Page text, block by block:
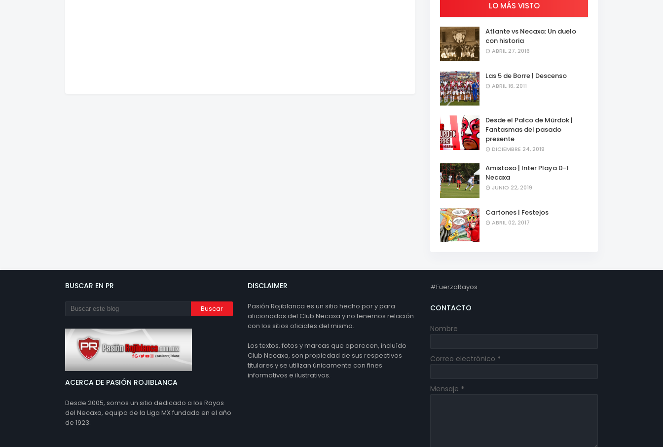
LO MÁS VISTO
Atlante vs Necaxa: Un duelo
con historia
ABRIL 27, 2016
Las 5 de Borre | Descenso
ABRIL 16, 2011
Desde el Palco de Mürdok |
Fantasmas del pasado
presente
DICIEMBRE 24, 2019
Amistoso | Inter Playa 0-1
Necaxa
JUNIO 22, 2019
Cartones | Festejos
ABRIL 02, 2017
BUSCAR EN PR
ACERCA DE PASIÓN ROJIBLANCA
Desde 2005, somos un sitio dedicado a los Rayos
del Necaxa, equipo de la Liga MX fundado en el año
de 1923.
DISCLAIMER
Pasión Rojiblanca es un sitio hecho por y para
aficionados del Club Necaxa y no tenemos relación
con los sitios oficiales del mismo.
Los textos, fotos y marcas que aparecen, incluído
Club Necaxa, son propiedad de sus respectivos
titulares y se utilizan únicamente con fines
informativos e ilustrativos.
#FuerzaRayos
CONTACTO
Nombre
Correo electrónico *
Mensaje *